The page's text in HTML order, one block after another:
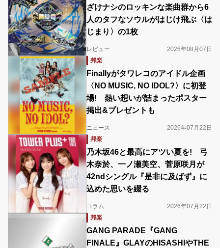
ざけナシのロッキンな楽曲群から6
人のタフなソウルがはじけ飛ぶ〈は
じまり〉の1枚
レビュー
2026年08月07日
邦楽
Finallyがタワレコのアイドル企画
〈NO MUSIC, NO IDOL?〉に初登
場! 熱い想いが詰まったポスター
掲出&プレゼントも
ニュース
2026年07月22日
邦楽
乃木坂46と最高にアツい夏を! 弓
木奈於、一ノ瀬美空、菅原咲月が
42ndシングル『是非に及ばず』に
込めた思いを綴る
コラム
2026年07月22日
邦楽
GANG PARADE『GANG
FINALE』GLAYのHISASHIやTHE